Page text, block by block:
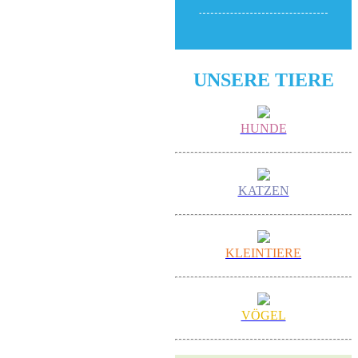
UNSERE TIERE
HUNDE
KATZEN
KLEINTIERE
VÖGEL